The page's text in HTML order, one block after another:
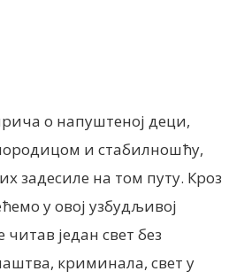
о напуштеној деци,
и стабилношћу,
задесиле на том путу. Кроз
у овој узбудљивој
један свет без
криминала, свет у